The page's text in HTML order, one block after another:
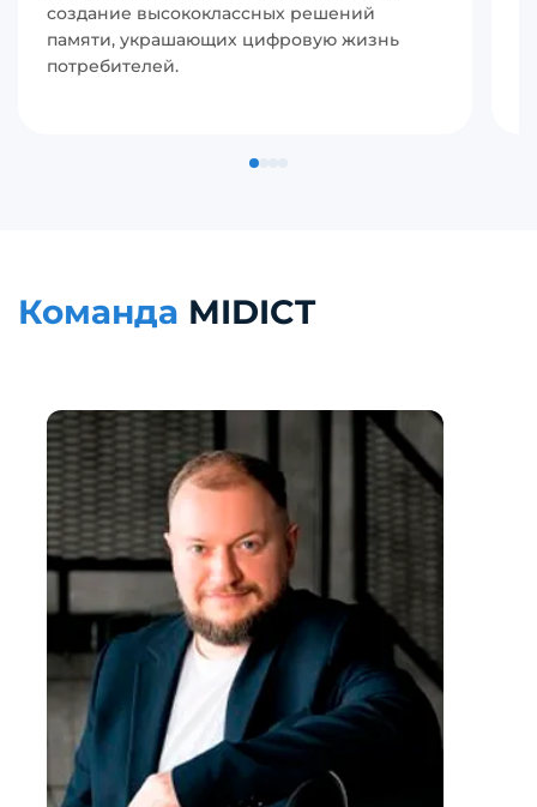
создание высококлассных решений
памяти, украшающих цифровую жизнь
потребителей.
Команда MIDICT